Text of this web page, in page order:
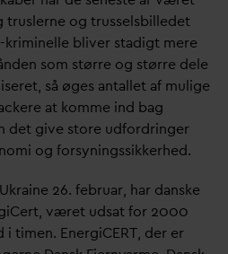
truslerne og trusselsbilledet
bliver stadigt mere
som større og større dele
så øges antallet af mulige
at komme ind bag
det give store udfordringer
og forsyningssikkerhed.
26. februar, har danske
været udsat for 2000
timen. EnergiCERT, der er